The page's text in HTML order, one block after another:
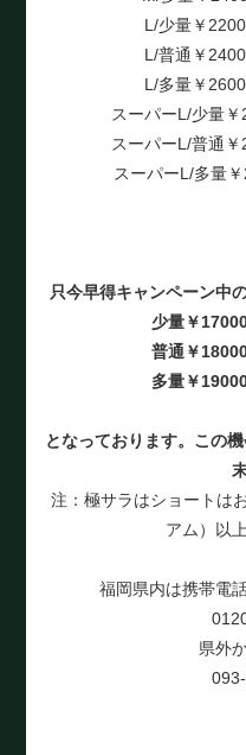
L/少量￥
L/普通￥
L/多量￥
スーパーL/少量￥
スーパーL/普通￥
スーパーL/多量
只今早得キャンペーン中
少量￥
普通￥
多量￥
となっております。この
注：極サラはショートは
アム）以
福岡県内は携帯電
県外